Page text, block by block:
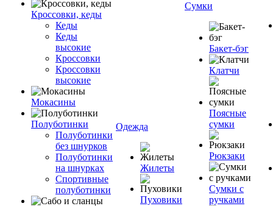
Кроссовки, кеды
Кеды
Кеды
высокие
Кроссовки
Кроссовки
высокие
Мокасины
Полуботинки
Полуботинки
без шнурков
Полуботинки
на шнурках
Спортивные
полуботинки
Одежда
Жилеты
Пуховики
Сумки
Бакет-бэг
Клатчи
Поясные
сумки
Рюкзаки
Сумки с
ручками